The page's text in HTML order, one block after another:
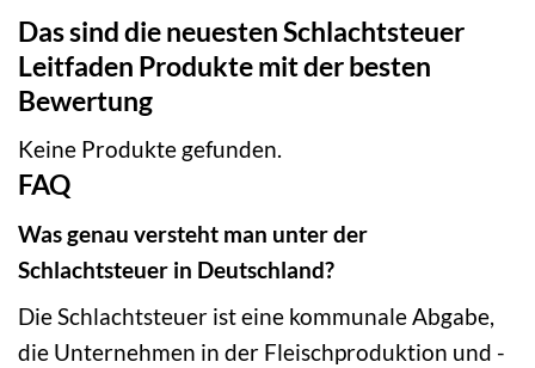
Das sind die neuesten Schlachtsteuer
Leitfaden Produkte mit der besten
Bewertung
Keine Produkte gefunden.
FAQ
Was genau versteht man unter der
Schlachtsteuer in Deutschland?
Die Schlachtsteuer ist eine kommunale Abgabe,
die Unternehmen in der Fleischproduktion und -